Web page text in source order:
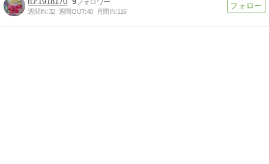
週間IN:32 週間OUT:40 月間IN:116